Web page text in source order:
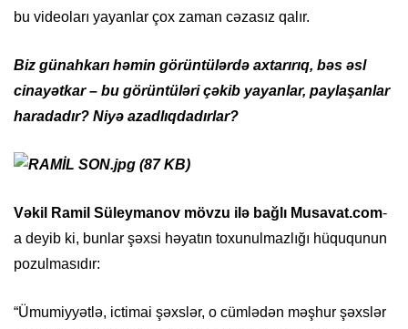
bu videoları yayanlar çox zaman cəzasız qalır.
Biz günahkarı həmin görüntülərdə axtarırıq, bəs əsl
cinayətkar – bu görüntüləri çəkib yayanlar, paylaşanlar
haradadır? Niyə azadlıqdadırlar?
Vəkil Ramil Süleymanov mövzu ilə bağlı Musavat.com-
a deyib ki, bunlar şəxsi həyatın toxunulmazlığı hüququnun
pozulmasıdır:
“Ümumiyyətlə, ictimai şəxslər, o cümlədən məşhur şəxslər